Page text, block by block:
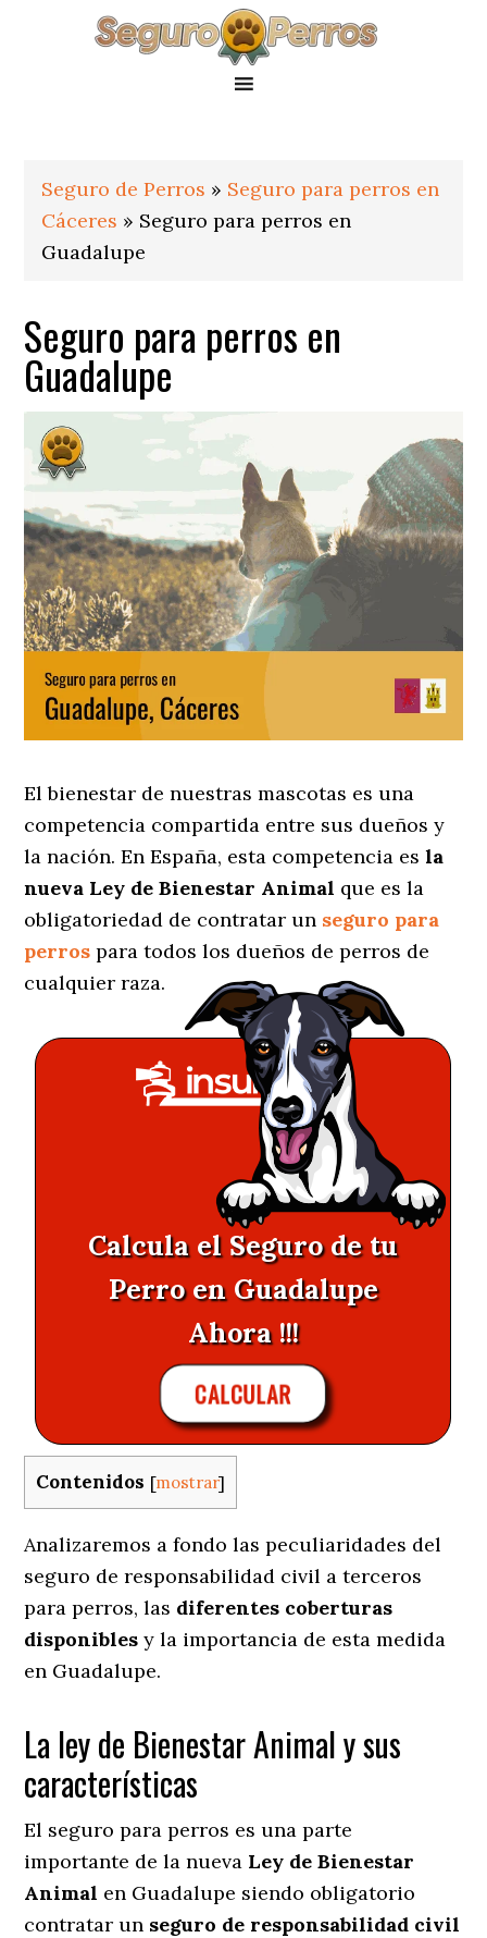
Seguro de Perros » Seguro para perros en
Cáceres » Seguro para perros en
Guadalupe
Seguro para perros en
Guadalupe
El bienestar de nuestras mascotas es una
competencia compartida entre sus dueños y
la nación. En España, esta competencia esla
nueva Ley de Bienestar Animal que es la
obligatoriedad de contratar un seguro para
perros para todos los dueños de perros de
cualquier raza.
Calcula el Seguro de tu
Perro en Guadalupe
Ahora !!!
CALCULAR
Contenidos [mostrar]
Analizaremos a fondo las peculiaridades del
seguro de responsabilidad civil a terceros
para perros, las diferentes coberturas
disponibles y la importancia de esta medida
en Guadalupe.
La ley de Bienestar Animal y sus
características
El seguro para perros es una parte
importante de la nueva Ley de Bienestar
Animal en Guadalupe siendo obligatorio
contratar un seguro de responsabilidad civil